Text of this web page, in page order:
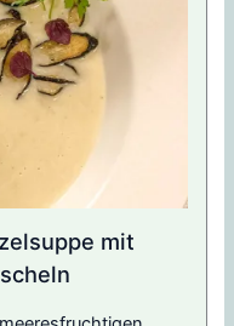
mit